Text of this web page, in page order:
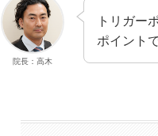
院長：高木
トリガー
ポイント